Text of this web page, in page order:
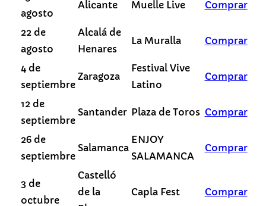
agosto
Alicante Muelle Live Comprar
22 de
agosto
Alcalá de
Henares
La Muralla Comprar
4 de
septiembre
Zaragoza
Festival Vive
Latino
Comprar
12 de
septiembre
Santander Plaza de Toros Comprar
26 de
septiembre
Salamanca
ENJOY
SALAMANCA
Comprar
3 de
octubre
Castelló
de la
Capla Fest Comprar